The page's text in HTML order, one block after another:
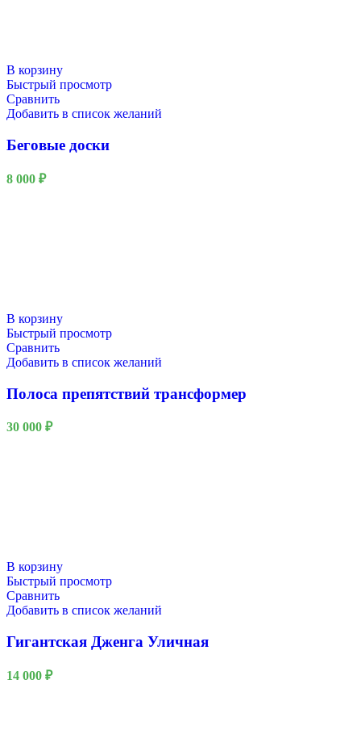
В корзину
Быстрый просмотр
Сравнить
Добавить в список желаний
Беговые доски
8 000 ₽
В корзину
Быстрый просмотр
Сравнить
Добавить в список желаний
Полоса препятствий трансформер
30 000 ₽
В корзину
Быстрый просмотр
Сравнить
Добавить в список желаний
Гигантская Дженга Уличная
14 000 ₽